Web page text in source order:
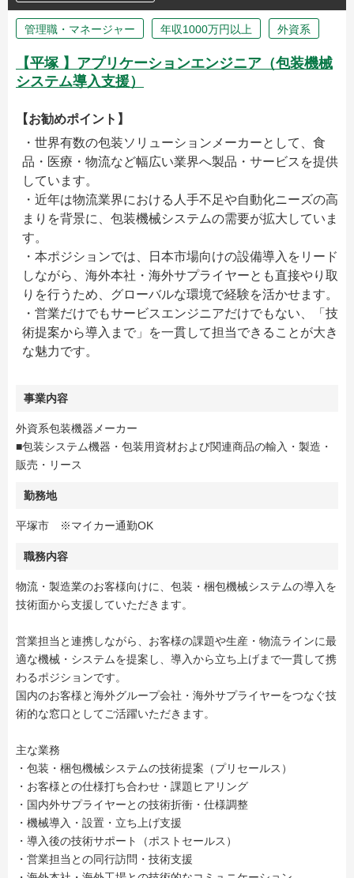
管理職・マネージャー 年収1000万円以上 外資系
【平塚 】アプリケーションエンジニア（包装機械
システム導入支援）
【お勧めポイント】
・世界有数の包装ソリューションメーカーとして、食
品・医療・物流など幅広い業界へ製品・サービスを提供
しています。
・近年は物流業界における人手不足や自動化ニーズの高
まりを背景に、包装機械システムの需要が拡大していま
す。
・本ポジションでは、日本市場向けの設備導入をリード
しながら、海外本社・海外サプライヤーとも直接やり取
りを行うため、グローバルな環境で経験を活かせます。
・営業だけでもサービスエンジニアだけでもない、「技
術提案から導入まで」を一貫して担当できることが大き
な魅力です。
事業内容
外資系包装機器メーカー
■包装システム機器・包装用資材および関連商品の輸入・製造・
販売・リース
勤務地
平塚市 ※マイカー通勤OK
職務内容
物流・製造業のお客様向けに、包装・梱包機械システムの導入を
技術面から支援していただきます。
営業担当と連携しながら、お客様の課題や生産・物流ラインに最
適な機械・システムを提案し、導入から立ち上げまで一貫して携
わるポジションです。
国内のお客様と海外グループ会社・海外サプライヤーをつなぐ技
術的な窓口としてご活躍いただきます。
主な業務
・包装・梱包機械システムの技術提案（プリセールス）
・お客様との仕様打ち合わせ・課題ヒアリング
・国内外サプライヤーとの技術折衝・仕様調整
・機械導入・設置・立ち上げ支援
・導入後の技術サポート（ポストセールス）
・営業担当との同行訪問・技術支援